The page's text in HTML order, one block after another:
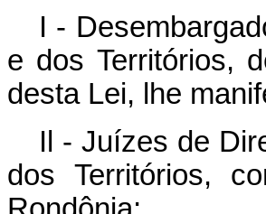
I -
e dos Territórios,
desta Lei, lhe
Il - Juízes de
dos Territórios,